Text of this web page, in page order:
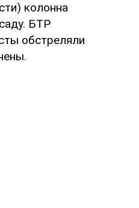
колонна
БТР
обстреляли